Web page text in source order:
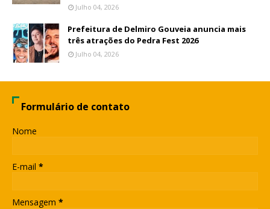
Julho 04, 2026
Prefeitura de Delmiro Gouveia anuncia mais
três atrações do Pedra Fest 2026
Julho 04, 2026
Formulário de contato
Nome
E-mail *
Mensagem *